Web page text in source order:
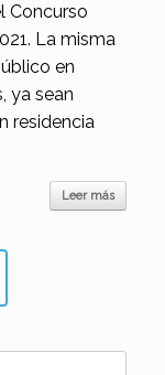
Concurso
La misma
en
ya sean
residencia
Leer más